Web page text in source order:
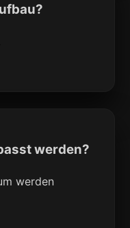
werden?
werden